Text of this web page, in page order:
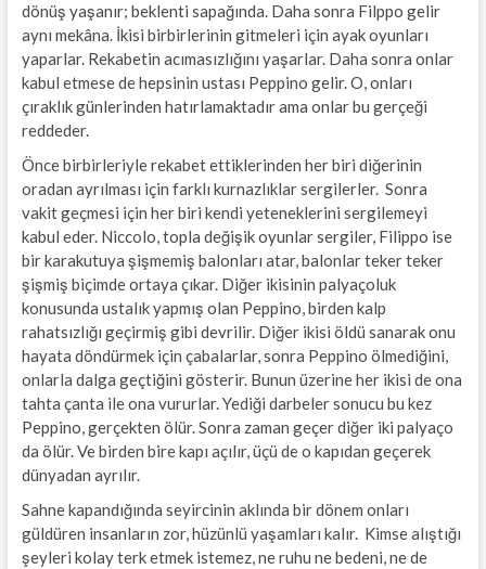
dönüş yaşanır; beklenti sapağında. Daha sonra Filppo gelir
aynı mekâna. İkisi birbirlerinin gitmeleri için ayak oyunları
yaparlar. Rekabetin acımasızlığını yaşarlar. Daha sonra onlar
kabul etmese de hepsinin ustası Peppino gelir. O, onları
çıraklık günlerinden hatırlamaktadır ama onlar bu gerçeği
reddeder.
Önce birbirleriyle rekabet ettiklerinden her biri diğerinin
oradan ayrılması için farklı kurnazlıklar sergilerler. Sonra
vakit geçmesi için her biri kendi yeteneklerini sergilemeyi
kabul eder. Niccolo, topla değişik oyunlar sergiler, Filippo ise
bir karakutuya şişmemiş balonları atar, balonlar teker teker
şişmiş biçimde ortaya çıkar. Diğer ikisinin palyaçoluk
konusunda ustalık yapmış olan Peppino, birden kalp
rahatsızlığı geçirmiş gibi devrilir. Diğer ikisi öldü sanarak onu
hayata döndürmek için çabalarlar, sonra Peppino ölmediğini,
onlarla dalga geçtiğini gösterir. Bunun üzerine her ikisi de ona
tahta çanta ile ona vururlar. Yediği darbeler sonucu bu kez
Peppino, gerçekten ölür. Sonra zaman geçer diğer iki palyaço
da ölür. Ve birden bire kapı açılır, üçü de o kapıdan geçerek
dünyadan ayrılır.
Sahne kapandığında seyircinin aklında bir dönem onları
güldüren insanların zor, hüzünlü yaşamları kalır. Kimse alıştığı
şeyleri kolay terk etmek istemez, ne ruhu ne bedeni, ne de